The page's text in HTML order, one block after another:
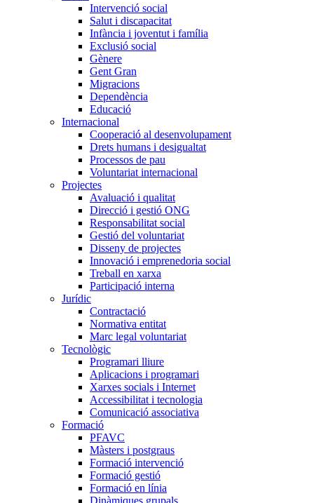
Intervenció social
Salut i discapacitat
Infància i joventut i família
Exclusió social
Gènere
Gent Gran
Migracions
Dependència
Educació
Internacional
Cooperació al desenvolupament
Drets humans i desigualtat
Processos de pau
Voluntariat internacional
Projectes
Avaluació i qualitat
Direcció i gestió ONG
Responsabilitat social
Gestió del voluntariat
Disseny de projectes
Innovació i emprenedoria social
Treball en xarxa
Participació interna
Jurídic
Contractació
Normativa entitat
Marc legal voluntariat
Tecnològic
Programari lliure
Aplicacions i programari
Xarxes socials i Internet
Accessibilitat i tecnologia
Comunicació associativa
Formació
PFAVC
Màsters i postgraus
Formació intervenció
Formació gestió
Formació en línia
Dinàmiques grupals